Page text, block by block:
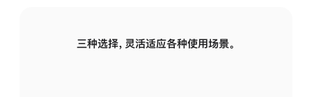
三种选择，灵活适应各种使用场景。